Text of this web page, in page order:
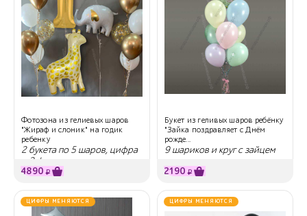
Фотозона из гелиевых шаров
"Жираф и слоник" на годик
ребенку
2 букета по 5 шаров, цифра
и 2 фигуры
4890 ₽
Букет из геливых шаров ребёнку
"Зайка поздравляет с Днём
рожде...
9 шариков и круг с зайцем
2190 ₽
ЦИФРЫ МЕНЯЮТСЯ ЦИФРЫ МЕНЯЮТСЯ